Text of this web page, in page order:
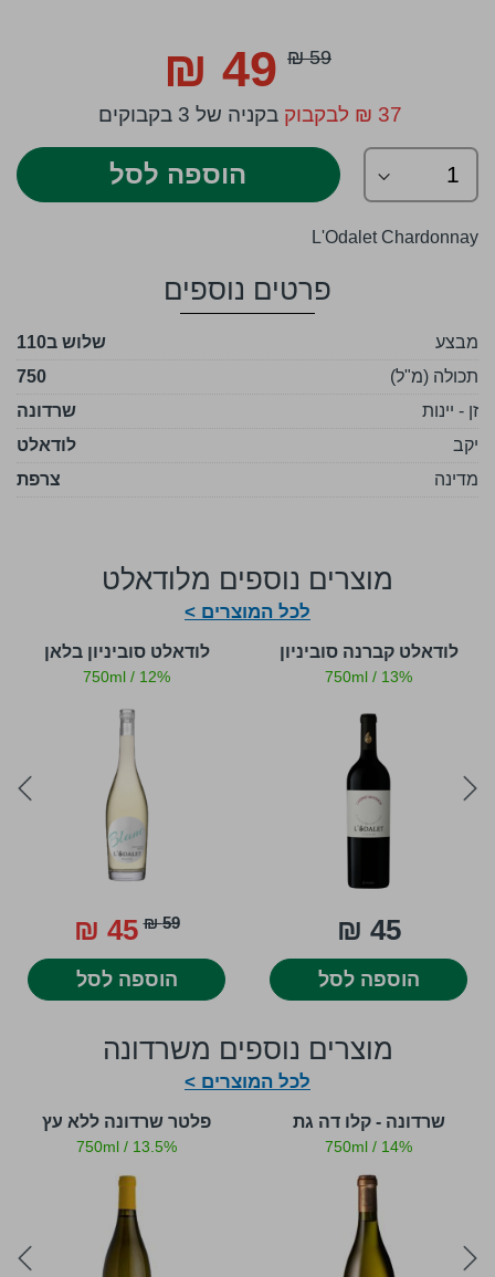
59 ₪
Special
Price
49 ₪
37 ₪ לבקבוק בקניה של 3 בקבוקים
הוספה לסל
L'Odalet Chardonnay
פרטים נוספים
מבצע שלוש ב110
תכולה (מ"ל)
750
זן - יינות
שרדונה
יקב
לודאלט
מדינה
צרפת
מוצרים נוספים מלודאלט
לכל המוצרים >
לודאלט קברנה סוביניון
750ml / 13%
45 ₪
הוספה לסל
לודאלט סוביניון בלאן
750ml / 12%
59 ₪
45 ₪
הוספה לסל
מוצרים נוספים משרדונה
לכל המוצרים >
שרדונה - קלו דה גת
750ml / 14%
פלטר שרדונה ללא עץ
750ml / 13.5%